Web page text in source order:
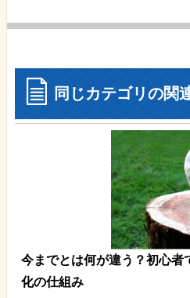
同じカテゴリの関
今までとは何が違う？初心者
化の仕組み